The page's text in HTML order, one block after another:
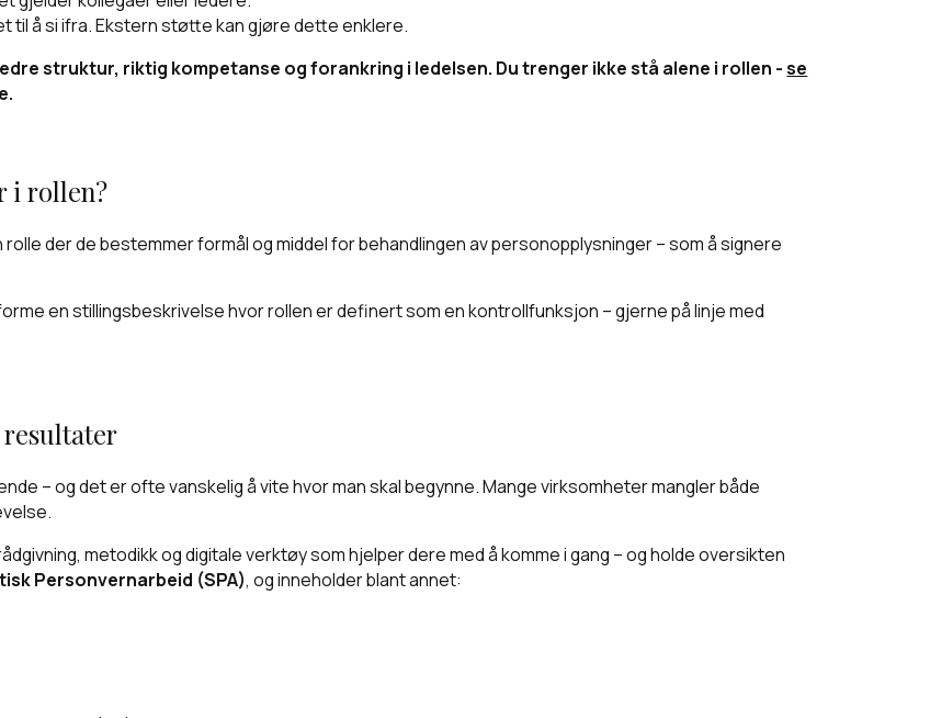
til å si ifra. Ekstern støtte kan gjøre dette enklere.
struktur, riktig kompetanse og forankring i ledelsen. Du trenger ikke stå alene i rollen -se
i rollen?
der de bestemmer formål og middel for behandlingen av personopplysninger – som å signere
en stillingsbeskrivelse hvor rollen er definert som en kontrollfunksjon – gjerne på linje med
– og det er ofte vanskelig å vite hvor man skal begynne. Mange virksomheter mangler både
metodikk og digitale verktøy som hjelper dere med å komme i gang – og holde oversikten
Personvernarbeid (SPA), og inneholder blant annet: